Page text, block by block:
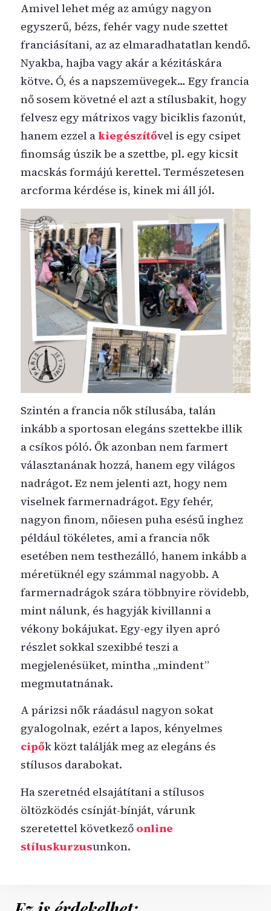
Amivel lehet még az amúgy nagyon
egyszerű, bézs, fehér vagy nude szettet
franciásítani, az az elmaradhatatlan kendő.
Nyakba, hajba vagy akár a kézitáskára
kötve. Ó, és a napszemüvegek… Egy francia
nő sosem követné el azt a stílusbakit, hogy
felvesz egy mátrixos vagy biciklis fazonút,
hanem ezzel akiegészítővel is egy csipet
finomság úszik be a szettbe, pl. egy kicsit
macskás formájú kerettel. Természetesen
arcforma kérdése is, kinek mi áll jól.
Szintén a francia nők stílusába, talán
inkább a sportosan elegáns szettekbe illik
a csíkos póló. Ők azonban nem farmert
választanának hozzá, hanem egy világos
nadrágot. Ez nem jelenti azt, hogy nem
viselnek farmernadrágot. Egy fehér,
nagyon finom, nőiesen puha esésű inghez
például tökéletes, ami a francia nők
esetében nem testhezálló, hanem inkább a
méretüknél egy számmal nagyobb. A
farmernadrágok szára többnyire rövidebb,
mint nálunk, és hagyják kivillanni a
vékony bokájukat. Egy-egy ilyen apró
részlet sokkal szexibbé teszi a
megjelenésüket, mintha „mindent”
megmutatnának.
A párizsi nők ráadásul nagyon sokat
gyalogolnak, ezért a lapos, kényelmes
cipők közt találják meg az elegáns és
stílusos darabokat.
Ha szeretnéd elsajátítani a stílusos
öltözködés csínját-bínját, várunk
szeretettel következő online
stíluskurzusunkon.